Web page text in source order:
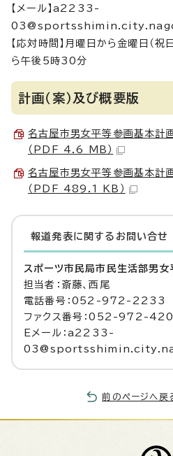
【メール】a2233-
【応対時間】月曜日から金曜日（
ら午後5時30分
計画（案）及び概要版
名古屋市男女平等参画基本計画
（PDF 4.6 MB）
名古屋市男女平等参画基本計画
（PDF 489.1 KB）
報道発表に関するお問い合せ
スポーツ市民局市民生活部男
担当者：斎藤、西尾
電話番号：052-972-2233
ファクス番号：052-972-
Eメール：a2233-
前のページへ戻